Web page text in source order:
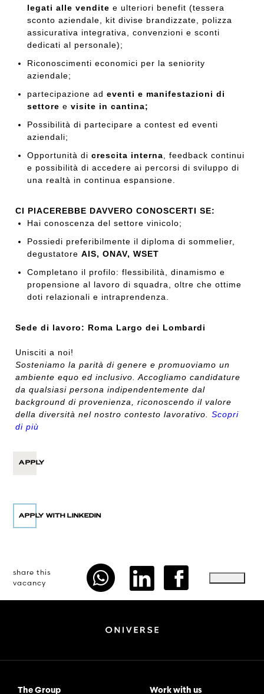
legati alle vendite e ulteriori benefit (tessera
sconto aziendale, kit divise brandizzate, polizza
assicurativa integrativa, convenzioni e sconti
dedicati al personale);
Riconoscimenti economici per la seniority
aziendale;
partecipazione adeventi e manifestazioni di
settore e visite in cantina;
Possibilità di partecipare a contest ed eventi
aziendali;
Opportunità dicrescita interna , feedback continui
e possibilità di accedere ai percorsi di sviluppo di
una realtà in continua espansione.
CI PIACEREBBE DAVVERO CONOSCERTI SE:
Hai conoscenza del settore vinicolo;
Possiedi preferibilmente il diploma di sommelier,
degustatoreAIS, ONAV, WSET
Completano il profilo: flessibilità, dinamismo e
propensione al lavoro di squadra, oltre che ottime
doti relazionali e intraprendenza.
Sede di lavoro: Roma Largo dei Lombardi
Unisciti a noi!
Sosteniamo la parità di genere e promuoviamo un
ambiente equo ed inclusivo. Accogliamo candidature
da qualsiasi persona indipendentemente dal
background di provenienza, riconoscendo il valore
della diversità nel nostro contesto lavorativo.Scopri
di più
APPLY
share this
vacancy
The Group Work with us